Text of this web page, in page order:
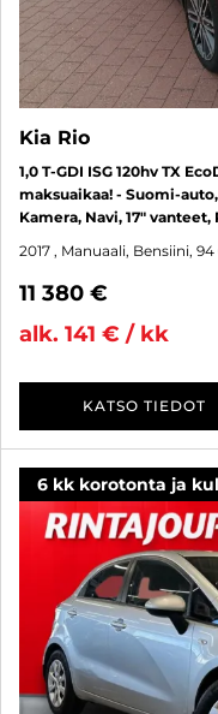
Kia Rio
1,0 T-GDI ISG 120hv TX
maksuaikaa! - Suomi-
Kamera, Navi, 17"
2017 , Manuaali, Bensiini,
11 380 €
alk. 141 € / kk
KATSO TIEDOT
6 kk korotonta ja